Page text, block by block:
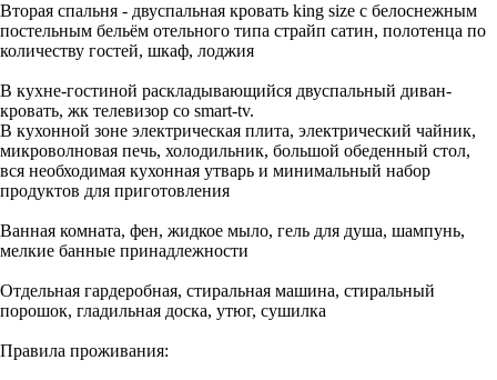
Вторая спальня - двуспальная кровать king size с белоснежным
постельным бельём отельного типа страйп сатин, полотенца по
количеству гостей, шкаф, лоджия
В кухне-гостиной раскладывающийся двуспальный диван-
кровать, жк телевизор со smart-tv.
В кухонной зоне электрическая плита, электрический чайник,
микроволновая печь, холодильник, большой обеденный стол,
вся необходимая кухонная утварь и минимальный набор
продуктов для приготовления
Ванная комната, фен, жидкое мыло, гель для душа, шампунь,
мелкие банные принадлежности
Отдельная гардеробная, стиральная машина, стиральный
порошок, гладильная доска, утюг, сушилка
Правила проживания: